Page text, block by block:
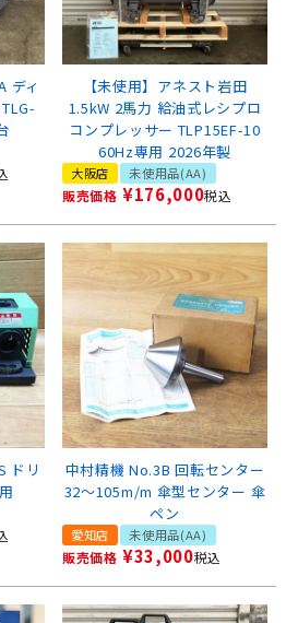
ディ
【未使用】アネスト岩田
1.5kW 2馬力 給油式レシプロ
コンプレッサー TLP15EF-10
60Hz専用 2026年製
大阪店 未使用品(AA)
販売価格 ¥176,000税込
ドリ
中村精機 No.3B 回転センター
32～105m/m 傘型センター 傘
ペン
愛知店 未使用品(AA)
販売価格 ¥33,000税込